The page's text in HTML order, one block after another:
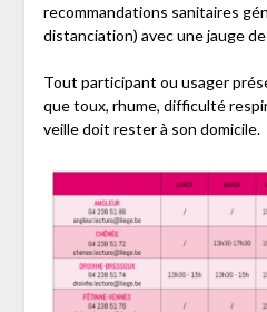
recommandations sanitaires
distanciation) avec une jauge
Tout participant ou usager
que toux, rhume, difficulté
veille doit rester à son domicile.